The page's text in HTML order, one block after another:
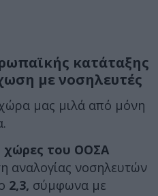
κατάταξης
με νοσηλευτές
μας μιλά από μόνη
χώρες του ΟΟΣΑ
αναλογίας νοσηλευτών
2,3, σύμφωνα με